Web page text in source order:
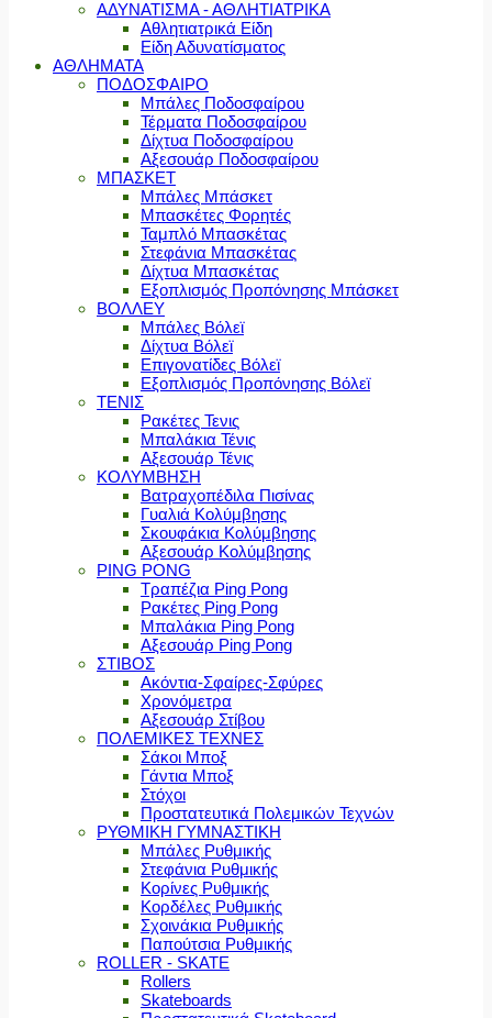
ΑΔΥΝΑΤΙΣΜΑ - ΑΘΛΗΤΙΑΤΡΙΚΑ
Αθλητιατρικά Είδη
Είδη Αδυνατίσματος
ΑΘΛΗΜΑΤΑ
ΠΟΔΟΣΦΑΙΡΟ
Μπάλες Ποδοσφαίρου
Τέρματα Ποδοσφαίρου
Δίχτυα Ποδοσφαίρου
Αξεσουάρ Ποδοσφαίρου
ΜΠΑΣΚΕΤ
Μπάλες Μπάσκετ
Μπασκέτες Φορητές
Ταμπλό Μπασκέτας
Στεφάνια Μπασκέτας
Δίχτυα Μπασκέτας
Εξοπλισμός Προπόνησης Μπάσκετ
ΒΟΛΛΕΥ
Μπάλες Βόλεϊ
Δίχτυα Βόλεϊ
Επιγονατίδες Βόλεϊ
Εξοπλισμός Προπόνησης Βόλεϊ
ΤΕΝΙΣ
Ρακέτες Τενις
Μπαλάκια Τένις
Αξεσουάρ Τένις
ΚΟΛΥΜΒΗΣΗ
Βατραχοπέδιλα Πισίνας
Γυαλιά Κολύμβησης
Σκουφάκια Κολύμβησης
Αξεσουάρ Κολύμβησης
PING PONG
Τραπέζια Ping Pong
Ρακέτες Ping Pong
Μπαλάκια Ping Pong
Αξεσουάρ Ping Pong
ΣΤΙΒΟΣ
Ακόντια-Σφαίρες-Σφύρες
Χρονόμετρα
Αξεσουάρ Στίβου
ΠΟΛΕΜΙΚΕΣ ΤΕΧΝΕΣ
Σάκοι Μποξ
Γάντια Μποξ
Στόχοι
Προστατευτικά Πολεμικών Τεχνών
ΡΥΘΜΙΚΗ ΓΥΜΝΑΣΤΙΚΗ
Μπάλες Ρυθμικής
Στεφάνια Ρυθμικής
Κορίνες Ρυθμικής
Κορδέλες Ρυθμικής
Σχοινάκια Ρυθμικής
Παπούτσια Ρυθμικής
ROLLER - SKATE
Rollers
Skateboards